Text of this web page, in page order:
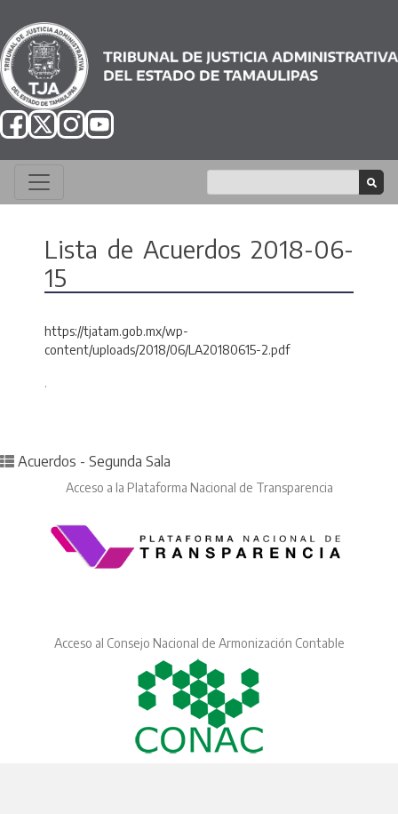
Lista de Acuerdos 2018-06-
15
https://tjatam.gob.mx/wp-
content/uploads/2018/06/LA20180615-2.pdf
.
Posted in
Acuerdos - Segunda Sala
Acceso a la Plataforma Nacional de Transparencia
Acceso al Consejo Nacional de Armonización Contable